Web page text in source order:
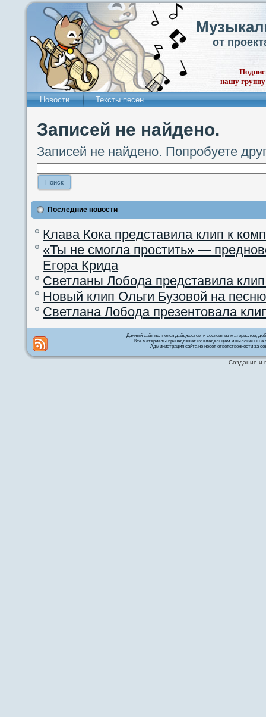
от
нашу
Новости Тексты песен
Записей не найдено.
Записей не найдено. Попробуете
Последние новости
Клава Кока представила клип к
«Ты не смогла простить» —
Егора Крида
Светланы Лобода представила
Новый клип Ольги Бузовой на
Светлана Лобода презентовала
Данный сайт является дайджестом и состоит из материалов,
Все материалы принадлежат их владельцам и выложены на
Администрация сайта не несет ответственности за
Создание и